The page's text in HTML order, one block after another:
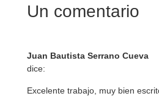
Un comentario
Juan Bautista Serrano Cueva
dice:
Excelente trabajo, muy bien